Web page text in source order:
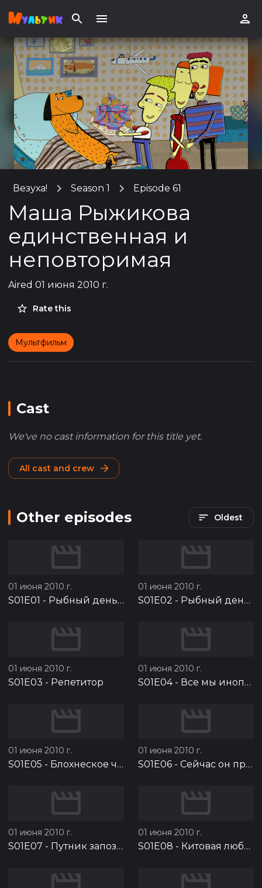
Везуха! Season 1 Episode 61
Маша Рыжикова
единственная и
неповторимая
Aired 01 июня 2010 г.
Rate this
Мультфильм
Cast
We've no cast information for this title yet.
All cast and crew
Other episodes Oldest
01 июня 2010 г.
S01E01 - Рыбный день. Часть 1
01 июня 2010 г.
S01E02 - Рыбный день. Часть 2
01 июня 2010 г.
S01E03 - Репетитор
01 июня 2010 г.
S01E04- Все мы инопланетяне на этой земле
01 июня 2010 г.
S01E05 - Блохнеское чудовище
01 июня 2010 г.
S01E06 - Сейчас он придёт и будет весело
01 июня 2010 г.
S01E07 - Путник запоздалый
01 июня 2010 г.
S01E08 - Китовая любовь